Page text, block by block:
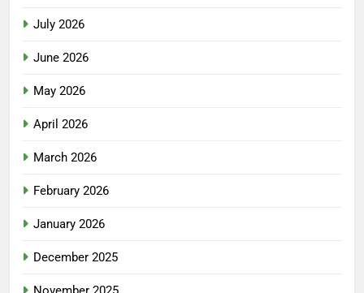
July 2026
June 2026
May 2026
April 2026
March 2026
February 2026
January 2026
December 2025